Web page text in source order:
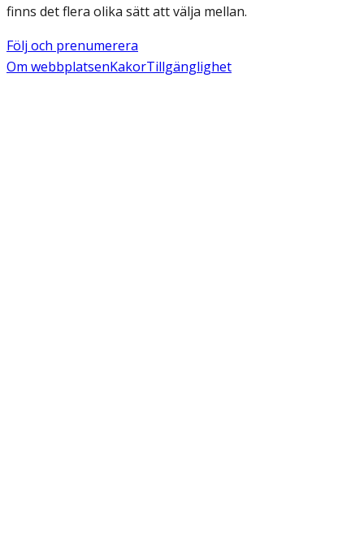
finns det flera olika sätt att välja mellan.
Följ och prenumerera
Om webbplatsenKakorTillgänglighet